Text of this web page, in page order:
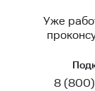
Уже
8